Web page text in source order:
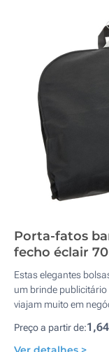
Porta-fatos
fecho éclair
Estas elegantes
um brinde
viajam muito em
Preço a partir de: